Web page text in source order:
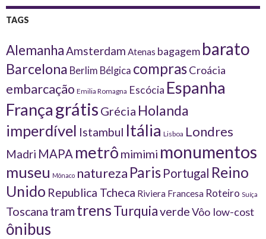
TAGS
AlemanhaAmsterdam Atenas bagagem barato
Barcelona Berlim Bélgica comprasCroácia
embarcação Emilia Romagna Escócia Espanha
Françagrátis Grécia Holanda
imperdível Istambul Itália Lisboa Londres
Madri MAPA metrô mimimi monumentos
museu Mônaco natureza Paris Portugal Reino
Unido Republica Tcheca Riviera Francesa Roteiro Suíça
Toscana tramtrensTurquiaverdeVôo low-cost
ônibus